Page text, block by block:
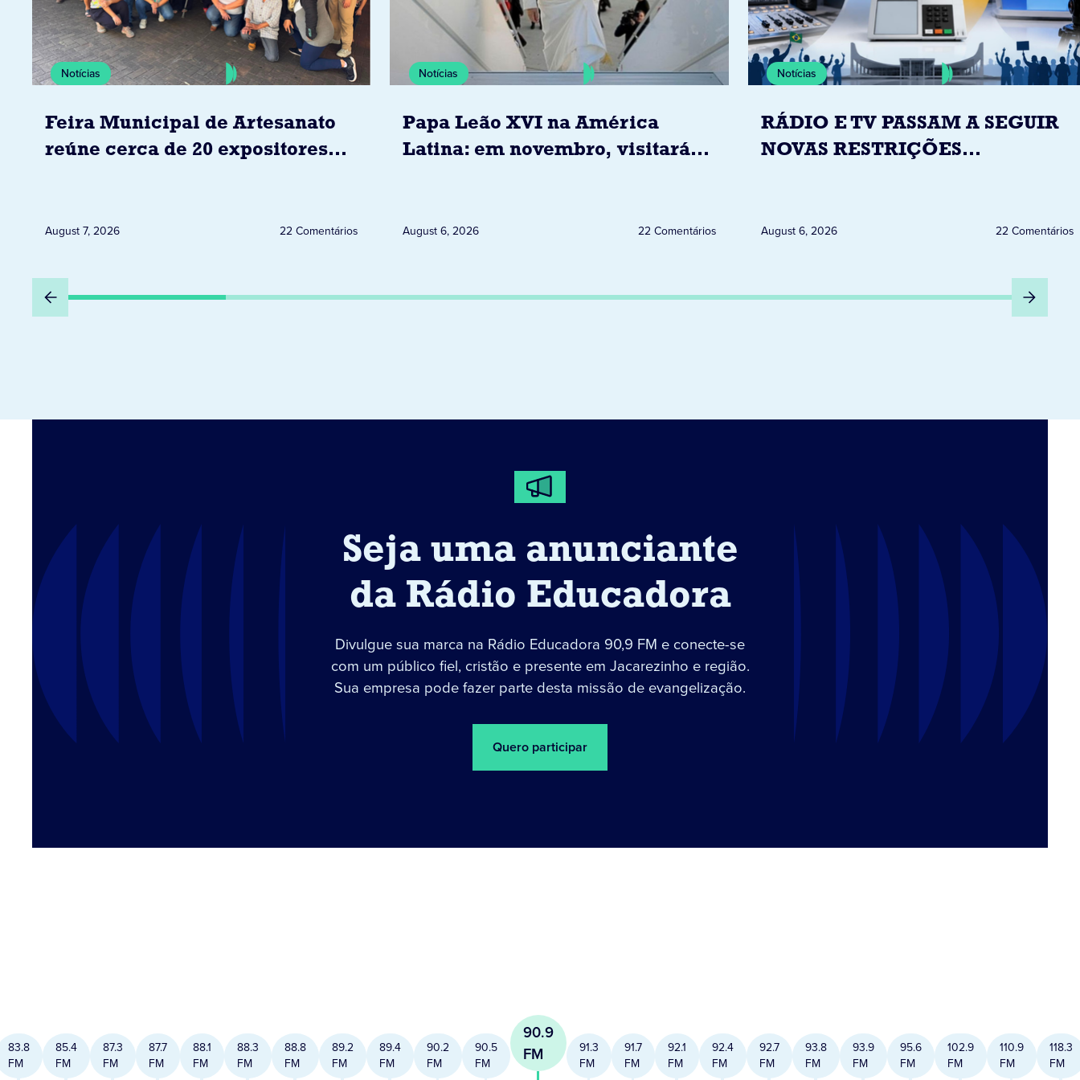
Notícias
Feira Municipal de Artesanato
reúne cerca de 20 expositores
August 7, 2026 22 Comentários
Notícias
Papa Leão XVI na América
Latina: em novembro, visitará
August 6, 2026 22 Comentários
Notícias
RÁDIO E TV PASSAM A SEGUIR
NOVAS RESTRIÇÕES
August 6, 2026 22 Comentários
Seja uma anunciante
da Rádio Educadora
Divulgue sua marca na Rádio Educadora 90,9 FM e conecte-se
com um público fiel, cristão e presente em Jacarezinho e região.
Sua empresa pode fazer parte desta missão de evangelização.
Quero participar
83.8
FM
85.4
FM
87.3
FM
87.7
FM
88.1
FM
88.3
FM
88.8
FM
89.2
FM
89.4
FM
90.2
FM
90.5
FM
90.9
FM
91.3
FM
91.7
FM
92.1
FM
92.4
FM
92.7
FM
93.8
FM
93.9
FM
95.6
FM
102.9
FM
110.9
FM
118.3
FM